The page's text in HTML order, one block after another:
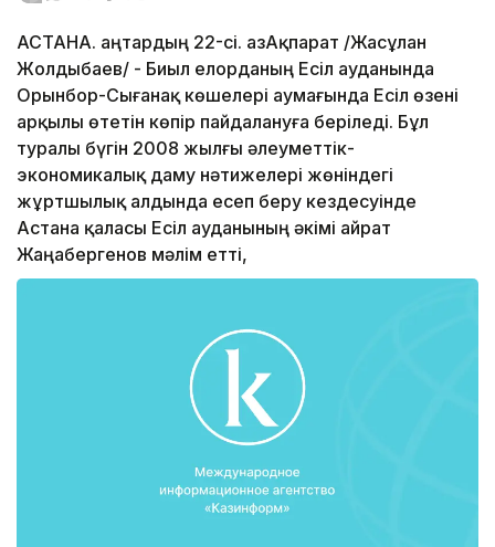
АСТАНА. Қаңтардың 22-сі. ҚазАқпарат /Жасұлан
Жолдыбаев/ - Биыл елорданың Есіл ауданында
Орынбор-Сығанақ көшелері аумағында Есіл өзені
арқылы өтетін көпір пайдалануға беріледі. Бұл
туралы бүгін 2008 жылғы әлеуметтік-
экономикалық даму нәтижелері жөніндегі
жұртшылық алдында есеп беру кездесуінде
Астана қаласы Есіл ауданының әкімі Қайрат
Жаңабергенов мәлім етті,